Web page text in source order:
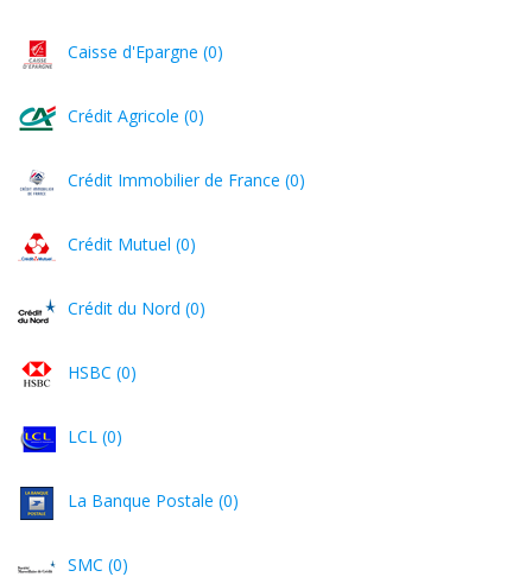
Caisse d'Epargne (0)
Crédit Agricole (0)
Crédit Immobilier de France (0)
Crédit Mutuel (0)
Crédit du Nord (0)
HSBC (0)
LCL (0)
La Banque Postale (0)
SMC (0)